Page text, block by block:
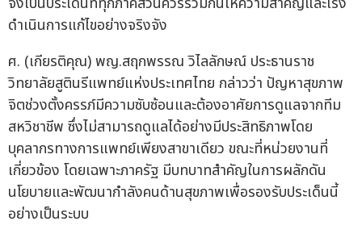
ดำเนินการแก้ไขอย่างจริงจัง
ศ. (เกียรติคุณ) พญ.สฤกพรรณ วิไลลักษณ์ ประธานราช
วิทยาลัยสูตินรีแพทย์แห่งประเทศไทย กล่าวว่า ปัญหาสุขภาพ
จิตช่วงตั้งครรภ์มีความซับซ้อนและต้องอาศัยการดูแลจากทีม
สหวิชาชีพ ซึ่งไม่สามารถดูแลได้อย่างมีประสิทธิภาพโดย
บุคลากรทางการแพทย์เพียงสาขาเดียว ขณะที่หน่วยงานที่
เกี่ยวข้อง โดยเฉพาะภาครัฐ มีบทบาทสำคัญในการผลักดัน
นโยบายและพัฒนากำลังคนด้านสุขภาพเพื่อรองรับประเด็นนี้
อย่างเป็นระบบ